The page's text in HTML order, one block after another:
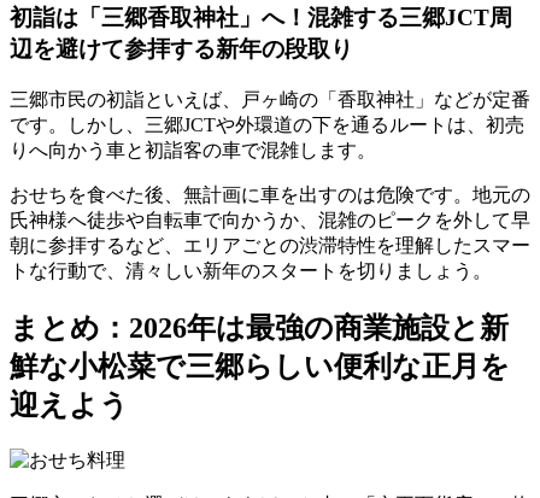
初詣は「三郷香取神社」へ！混雑する三郷JCT周
辺を避けて参拝する新年の段取り
三郷市民の初詣といえば、戸ヶ崎の「香取神社」などが定番
です。しかし、三郷JCTや外環道の下を通るルートは、初売
りへ向かう車と初詣客の車で混雑します。
おせちを食べた後、無計画に車を出すのは危険です。 地元の
氏神様へ徒歩や自転車で向かうか、混雑のピークを外して早
朝に参拝するなど、エリアごとの渋滞特性を理解したスマー
トな行動で、清々しい新年のスタートを切りましょう。
まとめ：2026年は最強の商業施設と新
鮮な小松菜で三郷らしい便利な正月を
迎えよう